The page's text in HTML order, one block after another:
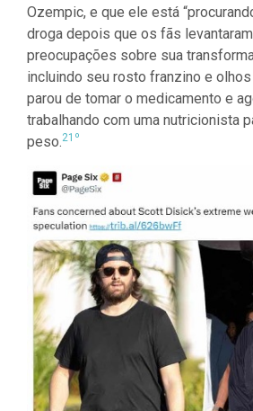
Ozempic, e que ele está
droga depois que os fãs
preocupações sobre sua
incluindo seu rosto franzino e
parou de tomar o medicamento e
trabalhando com uma nutricionista
peso.21º